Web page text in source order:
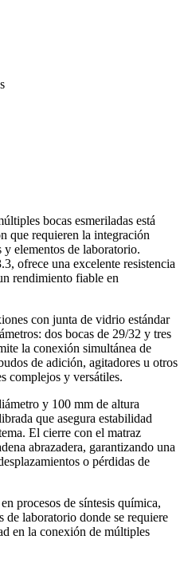
bocas esmeriladas está
que requieren la integración
y elementos de laboratorio.
ofrece una excelente resistencia
rendimiento fiable en
con junta de vidrio estándar
dos bocas de 29/32 y tres
la conexión simultánea de
de adición, agitadores u otros
complejos y versátiles.
y 100 mm de altura
que asegura estabilidad
El cierre con el matraz
abrazadera, garantizando una
o pérdidas de
procesos de síntesis química,
de laboratorio donde se requiere
en la conexión de múltiples